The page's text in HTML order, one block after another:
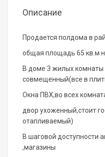
Описание
Продается полдома в
общая площадь 65 кв.м
В доме 3 жилых комнаты
совмещенный(все в
Окна ПВХ,во всех
двор ухоженный,стоит
отапливаемый)
В шаговой доступности
,магазины